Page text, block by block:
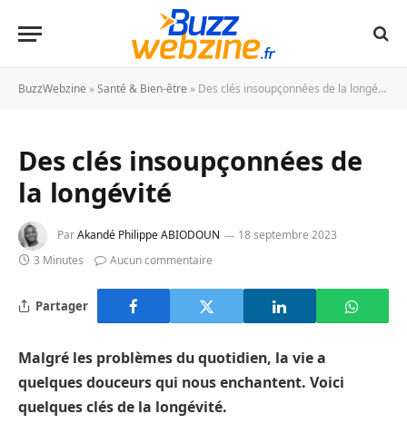
BuzzWebzine »Santé & Bien-être » Des clés insoupçonnées de la longévité
Des clés insoupçonnées de
la longévité
ParAkandé Philippe ABIODOUN
18 septembre 2023
3 Minutes
Aucun commentaire
Partager
Malgré les problèmes du quotidien, la vie a
quelques douceurs qui nous enchantent. Voici
quelques clés de la longévité.